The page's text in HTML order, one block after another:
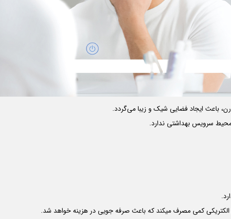
باعث ایجاد فضایی شیک و زیبا می‌گردد.
الکتریکی کمی مصرف میکند که باعث صرفه جویی در هزینه خواهد شد.